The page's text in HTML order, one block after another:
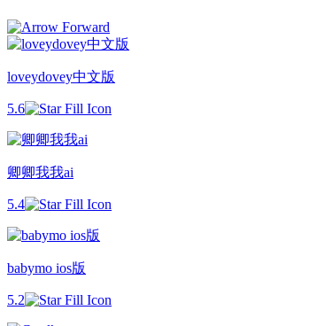
loveydovey中文版
5.6
卿卿我我ai
5.4
babymo ios版
5.2